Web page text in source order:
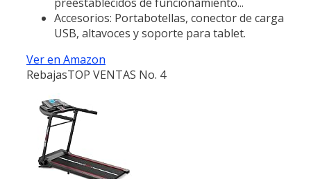
Accesorios: Portabotellas, conector de carga
USB, altavoces y soporte para tablet.
Ver en Amazon
RebajasTOP VENTAS No. 4